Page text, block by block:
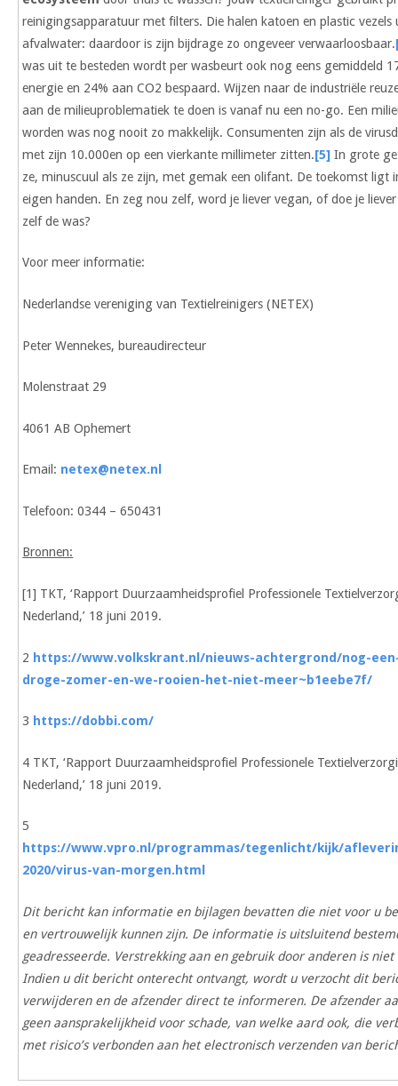
reinigingsapparatuur met filters. Die halen katoen en plastic vezels
afvalwater: daardoor is zijn bijdrage zo ongeveer verwaarloosbaar.
was uit te besteden wordt per wasbeurt ook nog eens gemiddeld
energie en 24% aan CO2 bespaard. Wijzen naar de industriële
aan de milieuproblematiek te doen is vanaf nu een no-go. Een
worden was nog nooit zo makkelijk. Consumenten zijn als de
met zijn 10.000en op een vierkante millimeter zitten.[5] In grote
ze, minuscuul als ze zijn, met gemak een olifant. De toekomst ligt
eigen handen. En zeg nou zelf, word je liever vegan, of doe je
zelf de was?
Voor meer informatie:
Nederlandse vereniging van Textielreinigers (NETEX)
Peter Wennekes, bureaudirecteur
Molenstraat 29
4061 AB Ophemert
Email: netex@netex.nl
Telefoon: 0344 – 650431
Bronnen:
[1] TKT, ‘Rapport Duurzaamheidsprofiel Professionele
Nederland,’ 18 juni 2019.
2 https://www.volkskrant.nl/nieuws-achtergrond/nog-
droge-zomer-en-we-rooien-het-niet-meer~b1eebe7f/
3 https://dobbi.com/
4 TKT, ‘Rapport Duurzaamheidsprofiel Professionele
Nederland,’ 18 juni 2019.
5
https://www.vpro.nl/programmas/tegenlicht/kijk/
2020/virus-van-morgen.html
Dit bericht kan informatie en bijlagen bevatten die niet voor u
en vertrouwelijk kunnen zijn. De informatie is uitsluitend
geadresseerde. Verstrekking aan en gebruik door anderen is niet
Indien u dit bericht onterecht ontvangt, wordt u verzocht dit
verwijderen en de afzender direct te informeren. De afzender
geen aansprakelijkheid voor schade, van welke aard ook, die
met risico’s verbonden aan het electronisch verzenden van